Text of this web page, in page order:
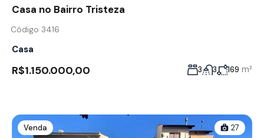
Casa no Bairro Tristeza
Código 3416
Casa
R$1.150.000,00 3 3 169 m²
Venda 27